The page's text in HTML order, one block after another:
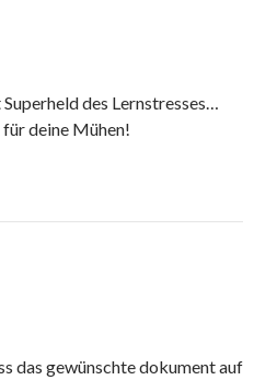
des Lernstresses…
deine Mühen!
das gewünschte dokument auf